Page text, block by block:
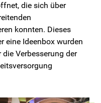
die sich über
konnten. Dieses
eine Ideenbox wurden
Verbesserung der